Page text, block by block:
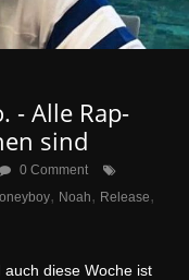
- Alle Rap-
sind
0 Comment
, Noah, Release,
diese Woche ist